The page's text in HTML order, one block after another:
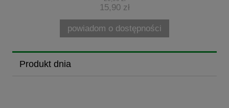
15,90 zł
powiadom o dostępności
Produkt dnia